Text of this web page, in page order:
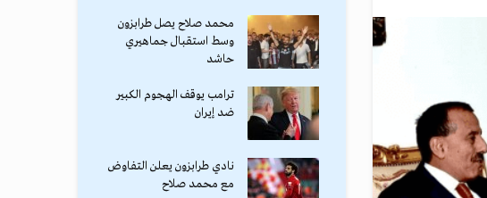
محمد صلاح يصل طرابزون
وسط استقبال جماهيري
حاشد
ترامب يوقف الهجوم الكبير
ضد إيران
نادي طرابزون يعلن التفاوض
مع محمد صلاح